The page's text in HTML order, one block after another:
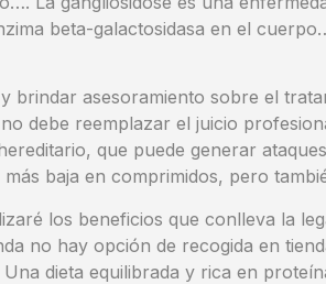
beta-galactosidasa en el
brindar asesoramiento sobre el
debe reemplazar el juicio
que puede generar
baja en comprimidos, pero
los beneficios que conlleva la
no hay opción de recogida en
dieta equilibrada y rica en